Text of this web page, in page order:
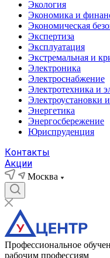
Экология
Экономика и
Экономическая
Экспертиза
Эксплуатация
Экстремальная и
Электроника
Электроснабжение
Электротехника и
Электроустановки
Энергетика
Энергосбережение
Юриспруденция
Контакты
Акции
Москва
Профессиональное
рабочим профессиям